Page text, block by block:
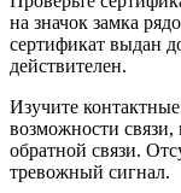
на значок замка
сертификат выдан
действителен.
Изучите
возможности
обратной связи.
тревожный сигнал.